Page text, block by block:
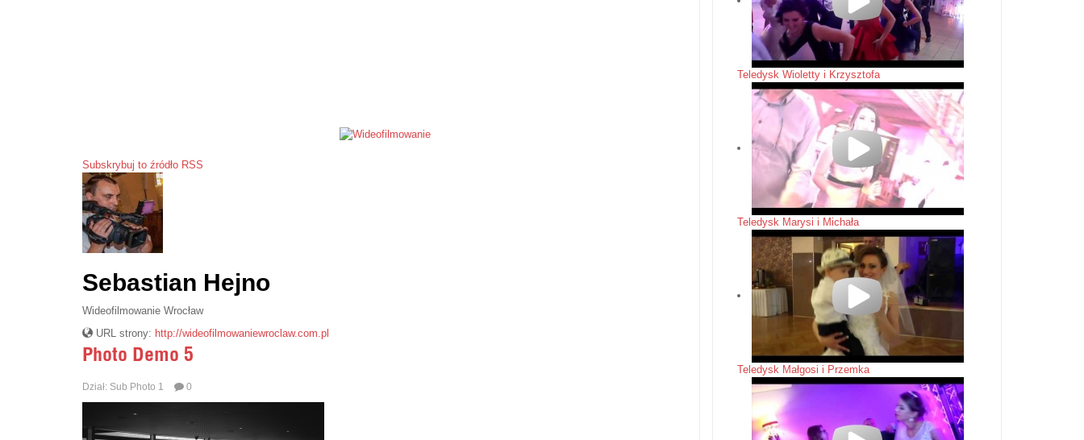
Subskrybuj to źródło RSS
Sebastian Hejno
Wideofilmowanie Wrocław
URL strony: http://wideofilmowaniewroclaw.com.pl
Photo Demo 5
Dział: Sub Photo 1 0
Teledysk Wioletty i Krzysztofa
Teledysk Marysi i Michała
Teledysk Małgosi i Przemka